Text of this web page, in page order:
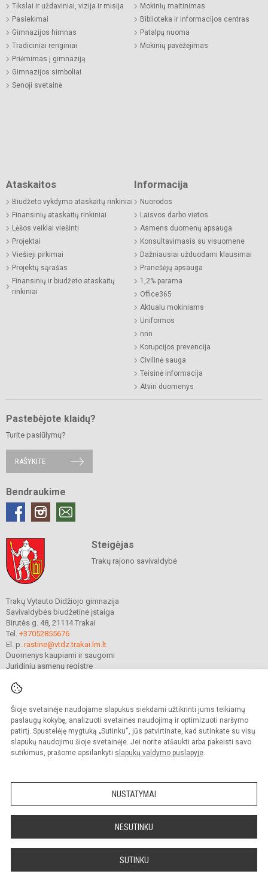
Šioje svetainėje naudojame slapukus siekdami užtikrinti jums teikiamų
paslaugų kokybę, analizuoti svetainės naudojimą ir optimizuoti naršymo
patirtį. Spustelėję mygtuką „Sutinku“, jūs patvirtinate, kad sutinkate su visų
slapukų naudojimu šioje svetainėje. Jei norite atšaukti arba pakeisti savo
sutikimus, prašome apsilankyti slapukų valdymo puslapyje.
NUSTATYMAI
NESUTINKU
SUTINKU
Tikslai ir uždaviniai, vizija ir misija
Pasiekimai
Gimnazijos himnas
Tradiciniai renginiai
Priėmimas į gimnaziją
Gimnazijos simboliai
Senoji svetainė
Mokinių maitinimas
Biblioteka ir informacijos centras
Patalpų nuoma
Mokinių pavėžėjimas
Ataskaitos
Biudžeto vykdymo ataskaitų rinkiniai
Finansinių ataskaitų rinkiniai
Lėšos veiklai viešinti
Projektai
Viešieji pirkimai
Projektų sąrašas
Finansinių ir biudžeto ataskaitų
rinkiniai
Informacija
Nuorodos
Laisvos darbo vietos
Asmens duomenų apsauga
Konsultavimasis su visuomene
Dažniausiai užduodami klausimai
Pranešėjų apsauga
1,2% parama
Office365
Aktualu mokiniams
Uniformos
nnn
Korupcijos prevencija
Civilinė sauga
Teisinė informacija
Atviri duomenys
Pastebėjote klaidų?
Turite pasiūlymų?
RAŠYKITE
Bendraukime
Steigėjas
Trakų rajono savivaldybė
Trakų Vytauto Didžiojo gimnazija
Savivaldybės biudžetinė įstaiga
Birutės g. 48, 21114 Trakai
Tel. +37052855676
El. p. rastine@vtdz.trakai.lm.lt
Duomenys kaupiami ir saugomi
Juridinių asmenų registre
© 2021. Trakų Vytauto Didžiojo gimnazija. Visos teisės saugomos.
Kopijuoti turinį be raštiško gimnazijos sutikimo griežtai draudžiama.
Prieinamumo paraiška Slapukų valdymas